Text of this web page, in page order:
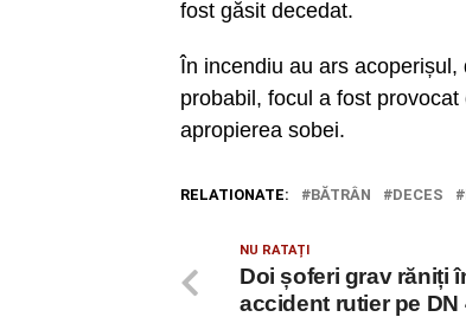
fost găsit decedat.
În incendiu au ars
probabil, focul a fost
apropierea sobei.
RELATIONATE: BĂTRÂN DECES
NU RATAȚI
Doi șoferi grav răniți
accident rutier pe DN